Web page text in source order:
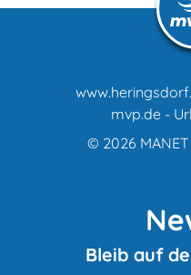
mvp.de -
© 2026
Bleib auf